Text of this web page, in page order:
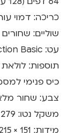
כריכה: דמוי
שוליים: שחורים
עט: Construction Basic עם מילוי שחור (D1)
כיס פנימי
צבע: שחור
משקל נטו: 279 גרם
מידות: 151 × 215 × 14 מ"מ